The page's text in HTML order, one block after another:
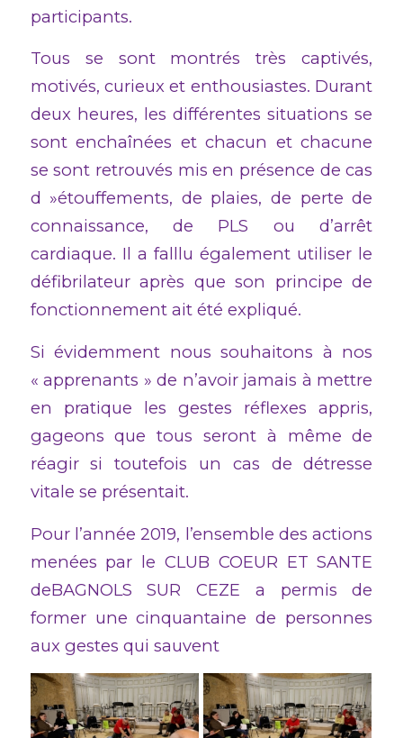
participants.
Tous se sont montrés très captivés,
motivés, curieux et enthousiastes. Durant
deux heures, les différentes situations se
sont enchaînées et chacun et chacune
se sont retrouvés mis en présence de cas
d »étouffements, de plaies, de perte de
connaissance, de PLS ou d’arrêt
cardiaque. Il a falllu également utiliser le
défibrilateur après que son principe de
fonctionnement ait été expliqué.
Si évidemment nous souhaitons à nos
« apprenants » de n’avoir jamais à mettre
en pratique les gestes réflexes appris,
gageons que tous seront à même de
réagir si toutefois un cas de détresse
vitale se présentait.
Pour l’année 2019, l’ensemble des actions
menées par le CLUB COEUR ET SANTE
deBAGNOLS SUR CEZE a permis de
former une cinquantaine de personnes
aux gestes qui sauvent